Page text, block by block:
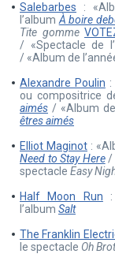
Salebarbes :
l’albumÀ boire
Tite gomme
/ «Spectacle de
/ «Album de
Alexandre Poulin
ou compositrice
aimés / «Album
êtres aimés
Elliot Maginot :
Need to Stay Here/
spectacle Easy
Half Moon Run :
l’album Salt
The Franklin
le spectacle Oh